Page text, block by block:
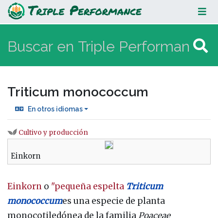
Triticum monococcum
Triticum monococcum
En otros idiomas
Saltar a:navegación
Cultivo y producción
Einkorn
Einkorn o "pequeña espelta Triticum
monococcumes una especie de planta
monocotiledónea de la familiaPoaceae